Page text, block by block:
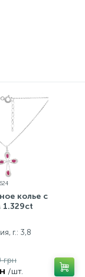
из-за
колье с
1.329ct
г.: 3,8
грн
/шт.